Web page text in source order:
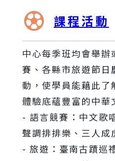
課程活動
中心每季班均會舉辦
賽、各縣市旅遊節日
動，使學員能藉此了
體驗底蘊豐富的中華
- 語言競賽：中文歌
聲調排排樂、三人成
- 旅遊：臺南古蹟巡